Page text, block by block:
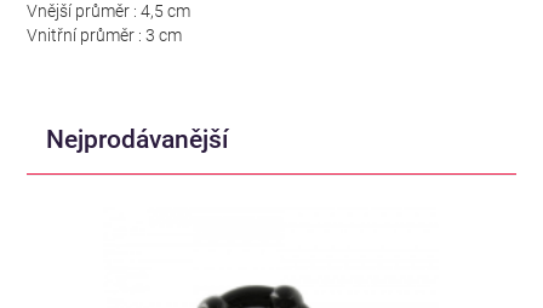
Vnější průměr : 4,5 cm
Vnitřní průměr : 3 cm
Nejprodávanější